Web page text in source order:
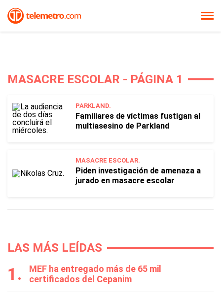
MASACRE ESCOLAR - PÁGINA 1
PARKLAND.
Familiares de víctimas fustigan al
multiasesino de Parkland
MASACRE ESCOLAR.
Piden investigación de amenaza a
jurado en masacre escolar
LAS MÁS LEÍDAS
MEF ha entregado más de 65 mil
certificados del Cepanim